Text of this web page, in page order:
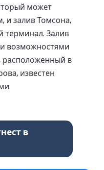
может
и залив Томсона,
терминал. Залив
возможностями
расположенный в
известен
в